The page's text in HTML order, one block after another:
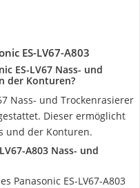
ES-LV67-A803
ES-LV67 Nass- und
der Konturen?
Nass- und Trockenrasierer
Dieser ermöglicht
und der Konturen.
A803 Nass- und
Panasonic ES-LV67-A803